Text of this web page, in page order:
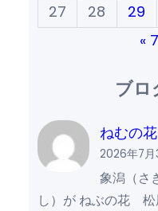
27
28 29
«
ブロ
ねむの花
2026年7月
象潟（さ
し）が ねぶの花 松